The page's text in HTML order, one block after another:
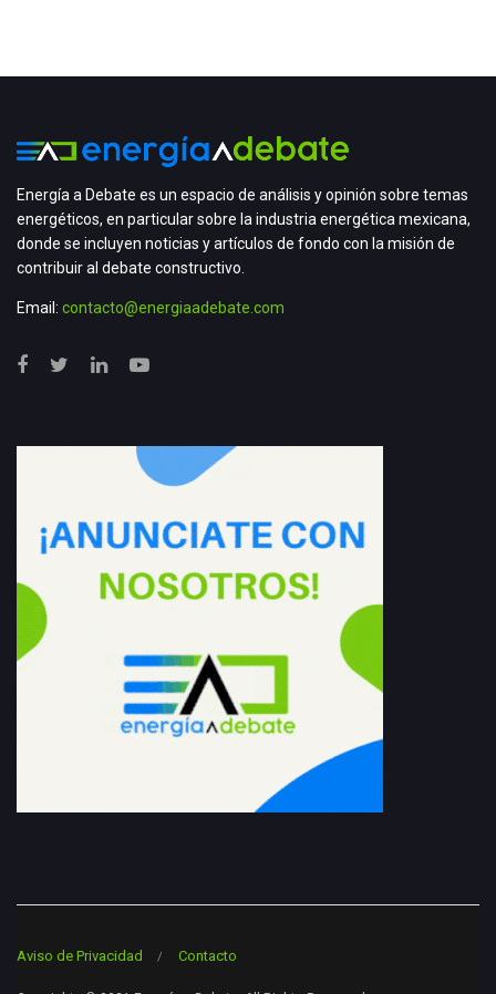
Energía a Debate es un espacio de análisis y opinión sobre temas
energéticos, en particular sobre la industria energética mexicana,
donde se incluyen noticias y artículos de fondo con la misión de
contribuir al debate constructivo.
Email: contacto@energiaadebate.com
Aviso de Privacidad Contacto